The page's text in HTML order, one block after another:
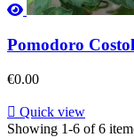
Pomodoro
€0.00
 Quick view
Showing 1-6 of 6